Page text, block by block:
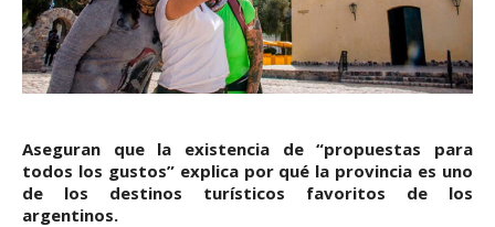
Aseguran que la existencia de “propuestas para
todos los gustos” explica por qué la provincia es uno
de los destinos turísticos favoritos de los
argentinos.